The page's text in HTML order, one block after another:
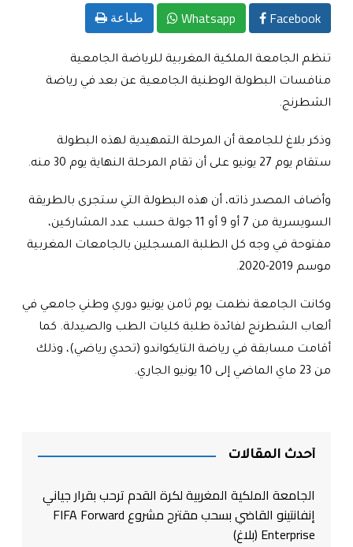
Facebook
Whatsapp طباعة
تنظم الجامعة الملكية المغربية للرياضة الجامعية
منافسات البطولة الوطنية الجامعية عن بعد في رياضة
الشطرنج.
وذكر بلاغ للجامعة أن المرحلة التمهيدية لهذه البطولة
ستقام يوم 27 يونيو على أن تقام المرحلة النهاية يوم 30 منه
.
وأضاف المصدر ذاته، أن هذه البطولة التي ستجرى بالطريقة
السويسرية من 7 أو 9 أو 11 جولة حسب عدد المشاركين،
مفتوحة في وجه كل الطلبة المسجلين بالجامعات المغربية
موسم 2019-2020
.
وكانت الجامعة نظمت يوم ثامن يونيو دوري وطني جامعي في
ألعاب الشطرنج لفائدة طلبة كليات الطب والصيدلة. كما
أقامت مسابقة في رياضة التايكواندو (تحدي رياضي)، وذلك
من 23 ماي الماضي إلى 10 يونيو الجاري
.
أحدث المقالات
الجامعة الملكية المغربية لكرة القدم ترحب بقرار جياني
إنفانتينو القاضي بسحب مقترح مشروع FIFA Forward
Enterprise (بلاغ)